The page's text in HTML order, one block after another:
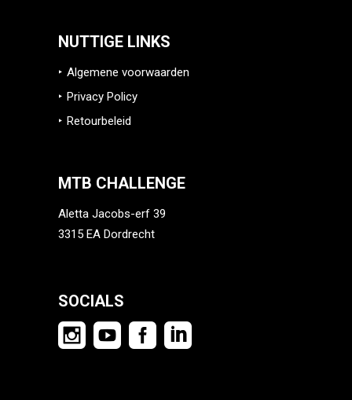
NUTTIGE LINKS
Algemene voorwaarden
Privacy Policy
Retourbeleid
MTB CHALLENGE
Aletta Jacobs-erf 39
3315 EA Dordrecht
SOCIALS